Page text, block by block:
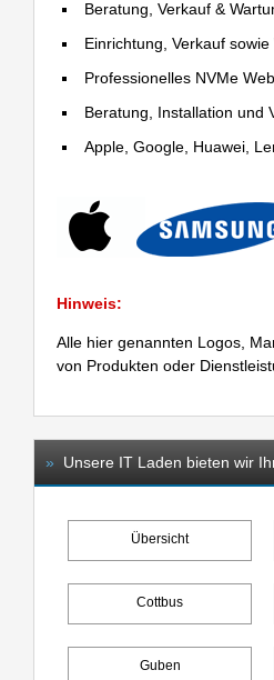
Beratung, Verkauf &
Einrichtung, Verkauf
Professionelles NVMe
Beratung, Installation und
Apple, Google, Huawei,
Hinweis:
Alle hier genannten Logos,
von Produkten oder
» Unsere IT Laden bieten wir
Übersicht
Cottbus
Guben